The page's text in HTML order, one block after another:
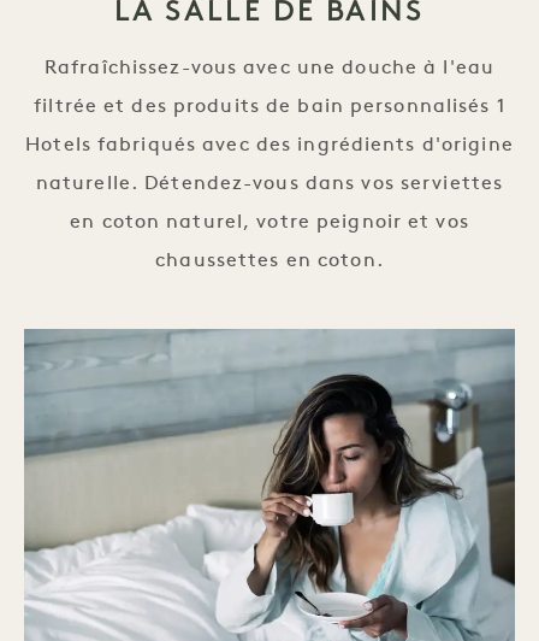
LA SALLE DE BAINS
Rafraîchissez-vous avec une douche à l'eau
filtrée et des produits de bain personnalisés 1
Hotels fabriqués avec des ingrédients d'origine
naturelle. Détendez-vous dans vos serviettes
en coton naturel, votre peignoir et vos
chaussettes en coton.